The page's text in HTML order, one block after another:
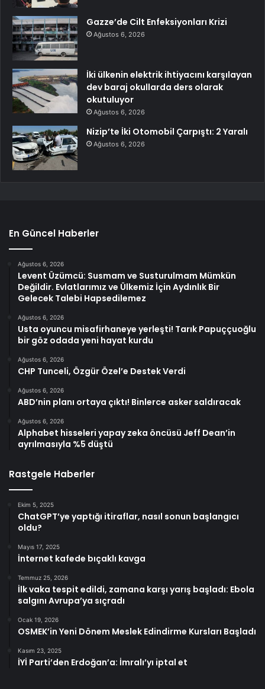
Gazze’de Cilt Enfeksiyonları Krizi
Ağustos 6, 2026
İki ülkenin elektrik ihtiyacını karşılayan
dev baraj okullarda ders olarak
okutuluyor
Ağustos 6, 2026
Nizip’te İki Otomobil Çarpıştı: 2 Yaralı
Ağustos 6, 2026
En Güncel Haberler
Ağustos 6, 2026
Levent Üzümcü: Susmam ve Susturulmam Mümkün
Değildir. Evlatlarımız ve Ülkemiz İçin Aydınlık Bir
Gelecek Talebi Hapsedilemez
Ağustos 6, 2026
Usta oyuncu misafirhaneye yerleşti! Tarık Papuççuoğlu
bir göz odada yeni hayat kurdu
Ağustos 6, 2026
CHP Tunceli, Özgür Özel’e Destek Verdi
Ağustos 6, 2026
ABD’nin planı ortaya çıktı! Binlerce asker saldıracak
Ağustos 6, 2026
Alphabet hisseleri yapay zeka öncüsü Jeff Dean’in
ayrılmasıyla %5 düştü
Rastgele Haberler
Ekim 5, 2025
ChatGPT’ye yaptığı itiraflar, nasıl sonun başlangıcı
oldu?
Mayıs 17, 2025
İnternet kafede bıçaklı kavga
Temmuz 25, 2026
İlk vaka tespit edildi, zamana karşı yarış başladı: Ebola
salgını Avrupa’ya sıçradı
Ocak 19, 2026
OSMEK’in Yeni Dönem Meslek Edindirme Kursları Başladı
Kasım 23, 2025
İYİ Parti’den Erdoğan’a: İmralı’yı iptal et